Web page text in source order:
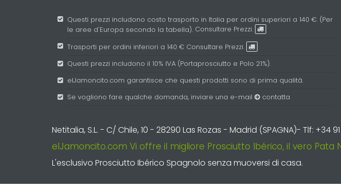
Questi prezzi includono costo trasporto in Italia per ordini superiori a 140 €. (Per
le aree d'Europa secondo la tabella). Consultare Prezzi.
Trasporti per ordini inferiori a 140 € Consultare Prezzi.
Questi prezzi includono il 10% IVA (Portaprosciutto e Polo 21%).
elJamoncito.com garantisce che questi prodotti sono di prima qualitá.
Se vogliono fare qualche domanda, inviare una e-mail
contatta
Netitalia, S.L. - C/ Chile, 10 - 28290 Las Rozas - Madrid (SPAGNA)- Tlf: +34
elJamoncito.com Vi offre il migliore Prosciutto Ibérico, il vero
L'esclusivo Prosciutto Ibérico Spagnolo senza muoversi di casa.